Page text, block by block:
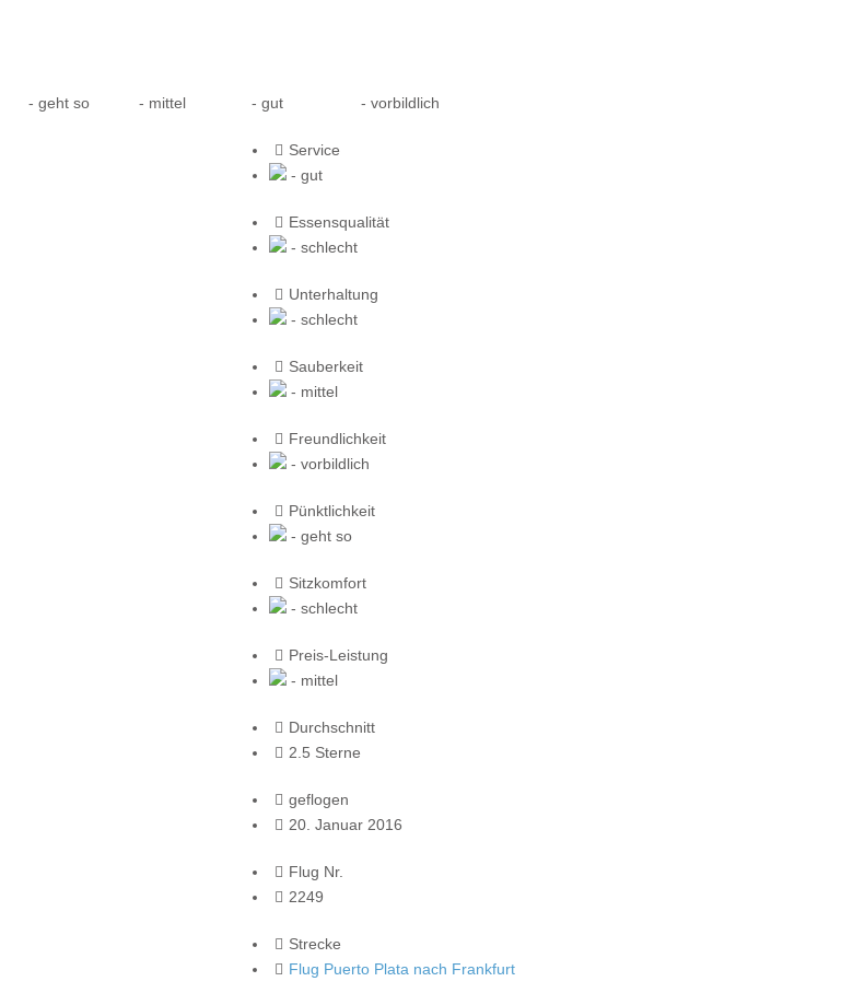
- geht so - mittel - gut - vorbildlich
Service
- gut
Essensqualität
- schlecht
Unterhaltung
- schlecht
Sauberkeit
- mittel
Freundlichkeit
- vorbildlich
Pünktlichkeit
- geht so
Sitzkomfort
- schlecht
Preis-Leistung
- mittel
Durchschnitt
2.5 Sterne
geflogen
20. Januar 2016
Flug Nr.
2249
Strecke
Flug Puerto Plata nach Frankfurt